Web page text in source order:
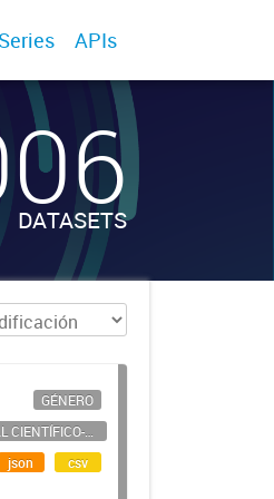
Series APIs
DATASETS
GÉNERO
PERSONAL CIENTÍFICO-TECNOLÓGICO
json
csv